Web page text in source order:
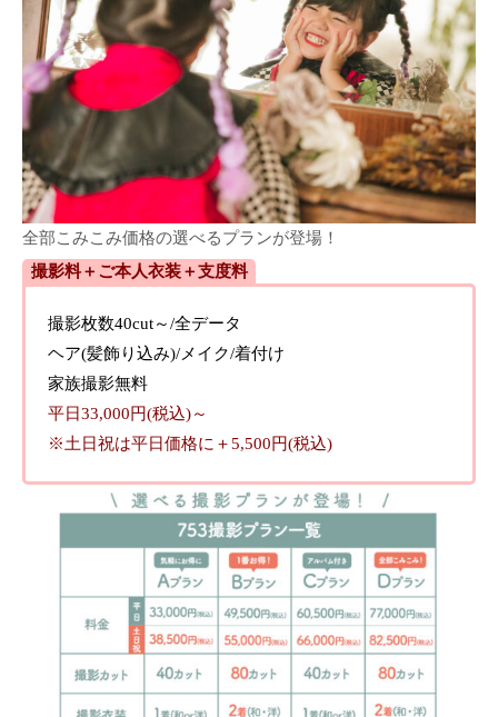
全部こみこみ価格の選べるプランが登場！
撮影料＋ご本人衣装＋支度料
撮影枚数40cut～/全データ
ヘア(髪飾り込み)/メイク/着付け
家族撮影無料
平日33,000円(税込)～
※土日祝は平日価格に＋5,500円(税込)